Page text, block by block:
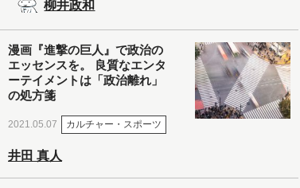
柳井政和
漫画『進撃の巨人』で政治の
エッセンスを。 良質なエンタ
ーテイメントは「政治離れ」
の処方箋
2021.05.07 カルチャー・スポーツ
井田 真人